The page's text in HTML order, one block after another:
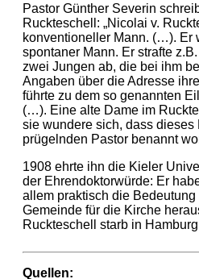
Pastor Günther Severin
Ruckteschell: „Nicolai v.
konventioneller Mann. (…). Er
spontaner Mann. Er strafte
zwei Jungen ab, die bei ihm
Angaben über die Adresse
führte zu dem so genannten
(…). Eine alte Dame im
sie wundere sich, dass dieses
prügelnden Pastor benannt
1908 ehrte ihn die Kieler
der Ehrendoktorwürde: Er
allem praktisch die
Gemeinde für die Kirche
Ruckteschell starb in
Quellen: